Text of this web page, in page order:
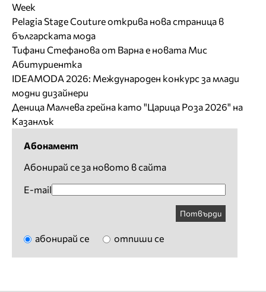
Week
Pelagia Stage Couture открива нова страница в
българската мода
Тифани Стефанова от Варна е новата Мис
Абитуриентка
IDEAMODA 2026: Международен конкурс за млади
модни дизайнери
Деница Малчева грейна като "Царица Роза 2026" на
Казанлък
Абонамент
Абонирай се за новото в сайта
E-mail
Потвърди
абонирай се отпиши се